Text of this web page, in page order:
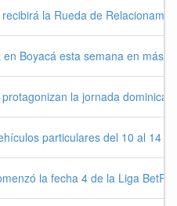
la Rueda de
Boyacá esta semana en más
la jornada dominical
particulares del 10 al 14
la fecha 4 de la Liga